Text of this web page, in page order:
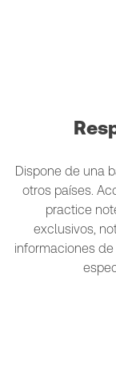
Dispone de una
otros países.
practice
exclusivos,
informaciones